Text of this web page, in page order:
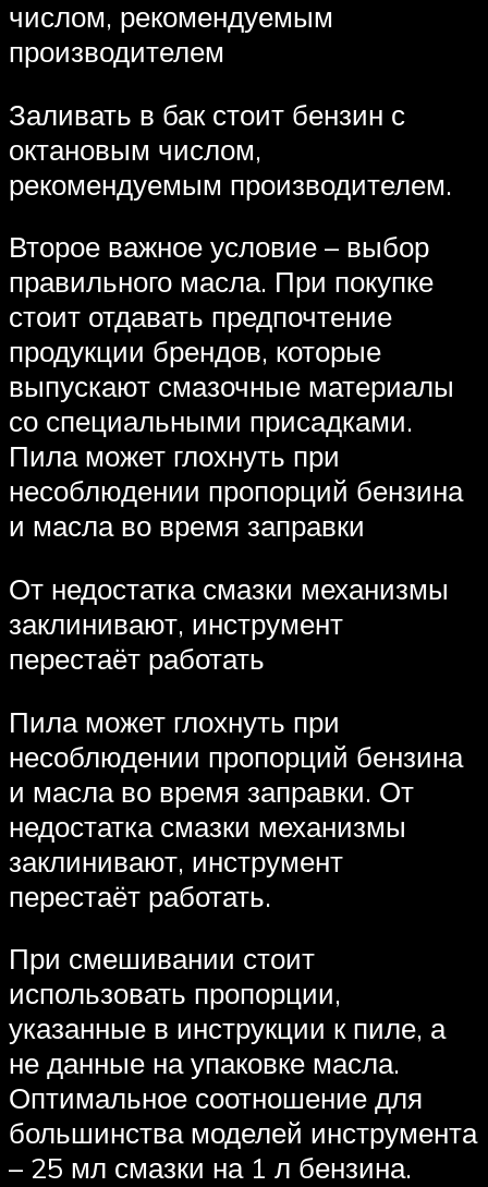
числом, рекомендуемым
производителем
Заливать в бак стоит бензин с
октановым числом,
рекомендуемым производителем.
Второе важное условие – выбор
правильного масла. При покупке
стоит отдавать предпочтение
продукции брендов, которые
выпускают смазочные материалы
со специальными присадками.
Пила может глохнуть при
несоблюдении пропорций бензина
и масла во время заправки
От недостатка смазки механизмы
заклинивают, инструмент
перестаёт работать
Пила может глохнуть при
несоблюдении пропорций бензина
и масла во время заправки. От
недостатка смазки механизмы
заклинивают, инструмент
перестаёт работать.
При смешивании стоит
использовать пропорции,
указанные в инструкции к пиле, а
не данные на упаковке масла.
Оптимальное соотношение для
большинства моделей инструмента
– 25 мл смазки на 1 л бензина.